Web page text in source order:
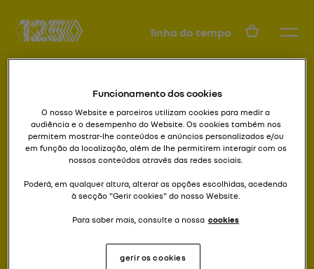
linha do tempo PT
MAXI 5 TURBO
Funcionamento dos cookies
O nosso Website e parceiros utilizam cookies para medir a
audiência e o desempenho do Website. Os cookies também nos
permitem mostrar-lhe conteúdos e anúncios personalizados e/ou
em função da localização, além de lhe permitirem interagir com os
nossos conteúdos através das redes sociais.
Poderá, em qualquer altura, alterar as opções escolhidas, acedendo
à secção "Gerir cookies" do nosso Website.
Para saber mais, consulte a nossa cookies
gerir os cookies